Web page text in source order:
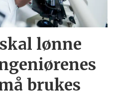
lønne
brukes